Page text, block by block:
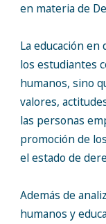
en materia de
La educación en
los estudiantes
humanos, sino
valores,
las personas
promoción de
el estado de
Además de
humanos y